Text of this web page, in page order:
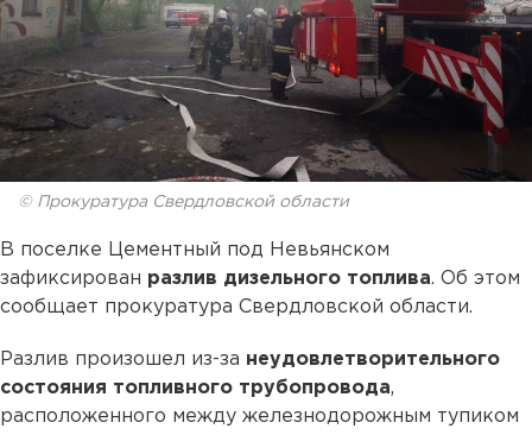
© Прокуратура Свердловской области
В поселке Цементный под Невьянском
зафиксирован разлив дизельного топлива. Об этом
сообщает прокуратура Свердловской области.
Разлив произошел из-за неудовлетворительного
состояния топливного трубопровода,
расположенного между железнодорожным тупиком